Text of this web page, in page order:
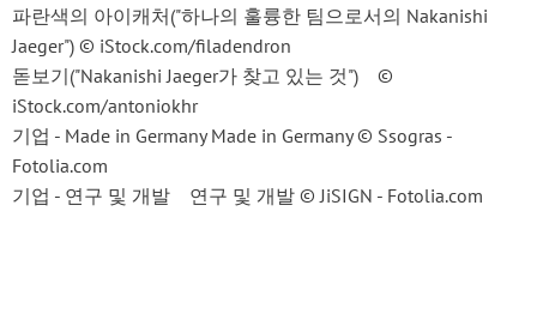
파란색의 아이캐처("하나의 훌륭한 팀으로서의 Nakanishi
Jaeger") © iStock.com/filadendron
돋보기("Nakanishi Jaeger가 찾고 있는 것") ©
iStock.com/antoniokhr
기업 - Made in Germany Made in Germany © Ssogras -
Fotolia.com
기업 - 연구 및 개발 연구 및 개발 © JiSIGN - Fotolia.com